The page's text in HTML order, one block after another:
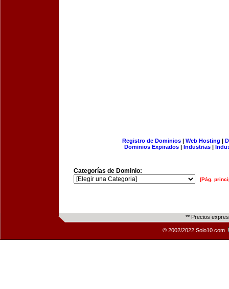
Registro de Dominios| Web Hosting |
Dominios Expirados | Industrias |
Categorías de Dominio:
[Pág.
** Precios
© 2002/2022 Solo10.com